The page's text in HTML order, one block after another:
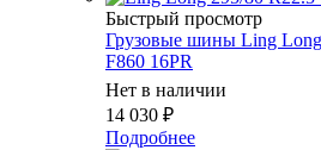
Быстрый просмотр
Грузовые шины Ling
F860 16PR
Нет в наличии
14 030 ₽
Подробнее